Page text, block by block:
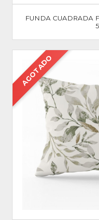
FUNDA CUADRADA
AGOTADO